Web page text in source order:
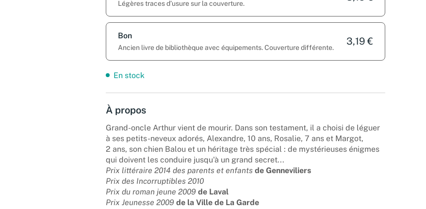
Légères traces d’usure sur la couverture.
Bon
Ancien livre de bibliothèque avec équipements. Couverture différente.
3,19 €
En stock
À propos
Grand-oncle Arthur vient de mourir. Dans son testament, il a choisi de léguer
à ses petits-neveux adorés, Alexandre, 10 ans, Rosalie, 7 ans et Margot,
2 ans, son chien Balou et un héritage très spécial : de mystérieuses énigmes
qui doivent les conduire jusqu'à un grand secret...
Prix littéraire 2014 des parents et enfants de Genneviliers
Prix des Incorruptibles 2010
Prix du roman jeune 2009 de Laval
Prix Jeunesse 2009 de la Ville de La Garde